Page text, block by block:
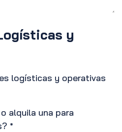
y
logísticas y operativas
alquila una para
*